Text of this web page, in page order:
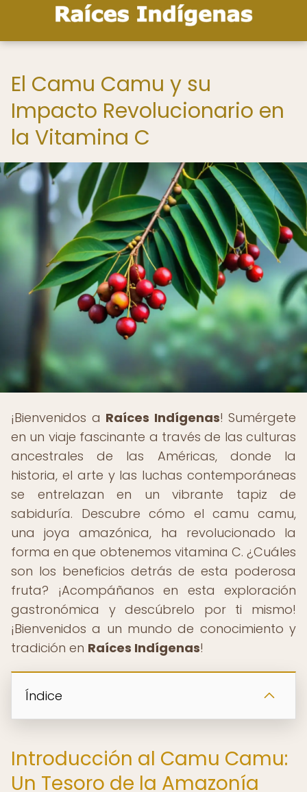
El Camu Camu y su
Impacto Revolucionario en
la Vitamina C
¡Bienvenidos a Raíces Indígenas! Sumérgete
en un viaje fascinante a través de las culturas
ancestrales de las Américas, donde la
historia, el arte y las luchas contemporáneas
se entrelazan en un vibrante tapiz de
sabiduría. Descubre cómo el camu camu,
una joya amazónica, ha revolucionado la
forma en que obtenemos vitamina C. ¿Cuáles
son los beneficios detrás de esta poderosa
fruta? ¡Acompáñanos en esta exploración
gastronómica y descúbrelo por ti mismo!
¡Bienvenidos a un mundo de conocimiento y
tradición en Raíces Indígenas!
Índice
Introducción al Camu Camu:
Un Tesoro de la Amazonía